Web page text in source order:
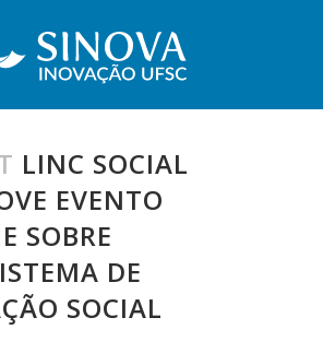
LINC SOCIAL
EVENTO
SOBRE
DE
SOCIAL